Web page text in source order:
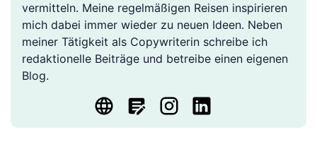
vermitteln. Meine regelmäßigen Reisen inspirieren
mich dabei immer wieder zu neuen Ideen. Neben
meiner Tätigkeit als Copywriterin schreibe ich
redaktionelle Beiträge und betreibe einen eigenen
Blog.